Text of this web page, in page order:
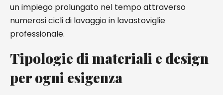
un impiego prolungato nel tempo attraverso
numerosi cicli di lavaggio in lavastoviglie
professionale.
Tipologie di materiali e design
per ogni esigenza